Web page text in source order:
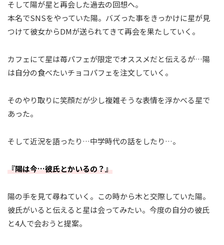
そして陽が星と再会した過去の回想へ。
本名でSNSをやっていた陽。バズった事をきっかけに星が見
つけて彼女からDMが送られてきて再会を果たしていく。
カフェにて星は苺パフェが限定でオススメだと伝えるが…陽
は自分の食べたいチョコパフェを注文していく。
そのやり取りに笑顔だが少し複雑そうな表情を浮かべる星で
あった。
そして近況を語ったり…中学時代の話をしたり…。
『陽は今…彼氏とかいるの？』
陽の手を見て尋ねていく。この時から木と交際していた陽。
彼氏がいると伝えると星は会ってみたい。今度の自分の彼氏
と4人で会おうと提案。